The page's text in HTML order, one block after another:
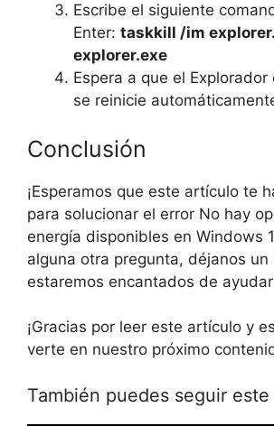
Escribe el siguiente
Enter: taskkill /im
explorer.exe
Espera a que el
se reinicie
Conclusión
¡Esperamos que este artículo te
para solucionar el error No hay
energía disponibles en Windows
alguna otra pregunta, déjanos un
estaremos encantados de
¡Gracias por leer este artículo y
verte en nuestro próximo
También puedes seguir